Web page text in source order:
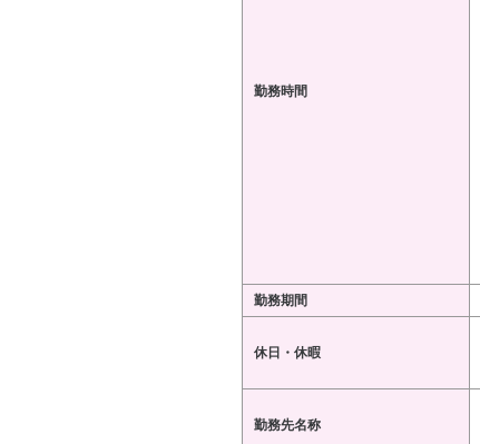
勤務時間
勤務期間
休日・休暇
勤務先名称